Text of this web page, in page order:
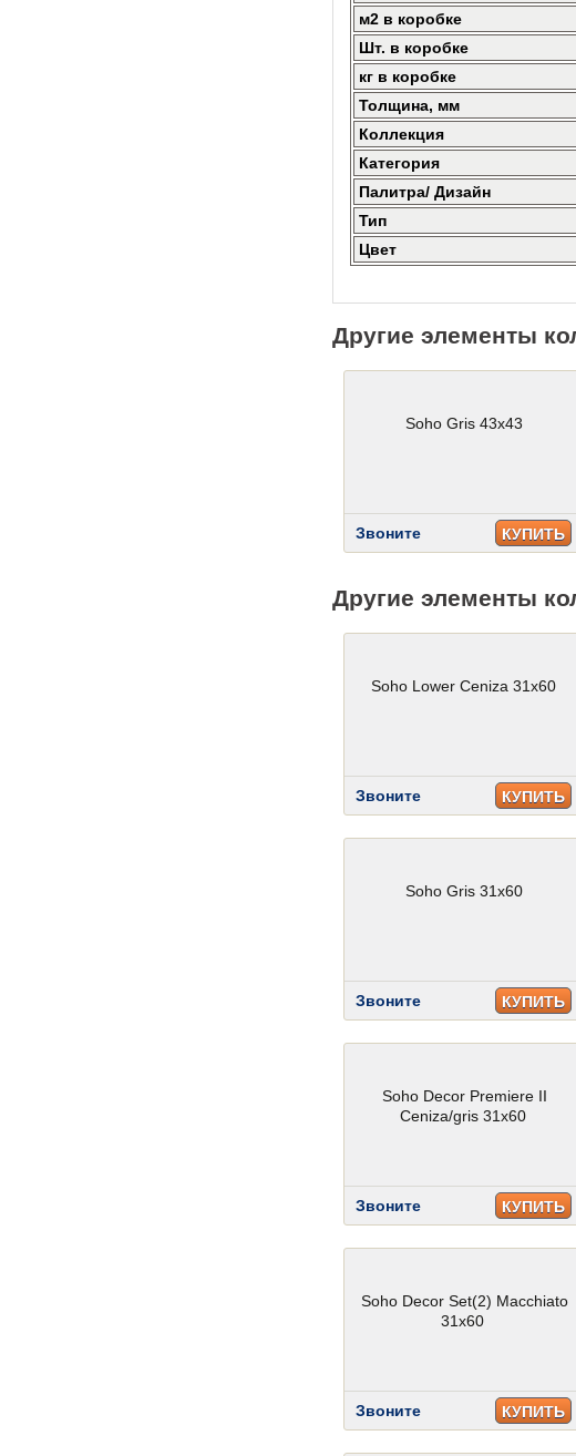
м2 в коробке
Шт. в коробке
кг в коробке
Толщина, мм
Коллекция
Категория
Палитра/ Дизайн
Тип
Цвет
Другие элементы
Soho Gris 43x43
Звоните КУПИТЬ
Другие элементы
Soho Lower Ceniza 31x60
Звоните КУПИТЬ
Soho Gris 31x60
Звоните КУПИТЬ
Soho Decor Premiere II
Ceniza/gris 31x60
Звоните КУПИТЬ
Soho Decor Set(2) Macchiato
31x60
Звоните КУПИТЬ